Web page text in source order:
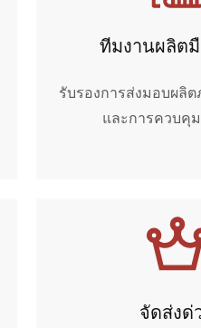
ทีมงานผลิต
รับรองการส่งมอบผลิ
และการควบคุ
จัดส่งด่